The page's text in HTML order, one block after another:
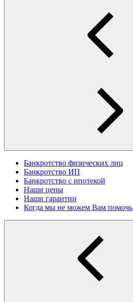
Банкротство физических лиц
Банкротство ИП
Банкротство с ипотекой
Наши цены
Наши гарантии
Когда мы не можем Вам помочь